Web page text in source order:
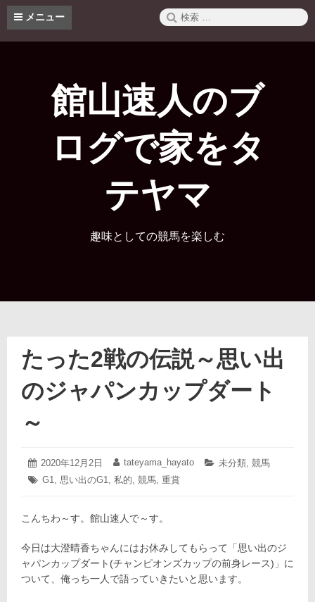
コ
メニュー
検
索:
館山速人のブ
ログで家をタ
テヤマ
趣味としての競馬を楽しむ
たった2戦の伝説～思い出
のジャパンカップダート
～
投
稿
2020年12月2日
2020
年
12
日
投
稿
tateyama_hayato
カ
未分類, 競馬
タ
G1, 思い出のG1, 私的, 競馬, 重賞
こんちわ～す。館山速人で～す。
今日は大澄晴香ちゃんにはお休みしてもらって「思い出のジ
ャパンカップダート(チャンピオンズカップの前身レース)」に
ついて、俺っち一人で語っていきたいと思います。